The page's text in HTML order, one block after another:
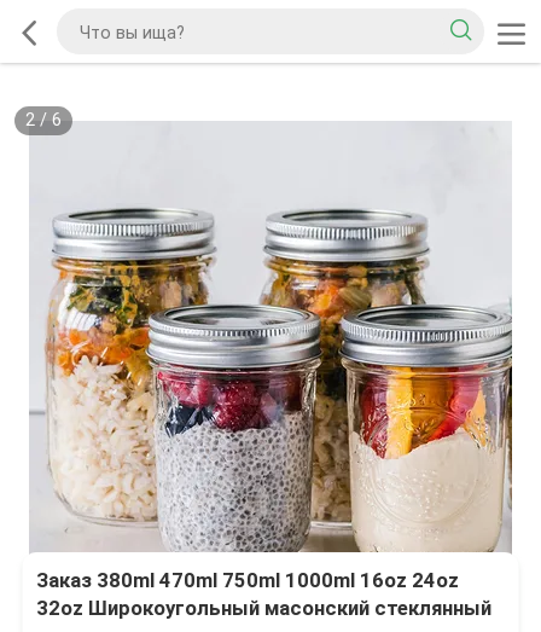
2/ 6
Заказ 380ml 470ml 750ml 1000ml 16oz 24oz
32oz Широкоугольный масонский стеклянный